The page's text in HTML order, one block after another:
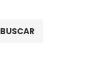
BUSCAR